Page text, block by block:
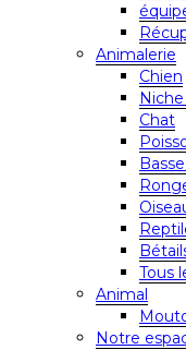
Animalerie
Chien
Chat
Tous
Animal
Notre